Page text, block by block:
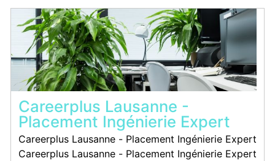
Careerplus Lausanne -
Placement Ingénierie Expert
Careerplus Lausanne - Placement Ingénierie Expert
Careerplus Lausanne - Placement Ingénierie Expert